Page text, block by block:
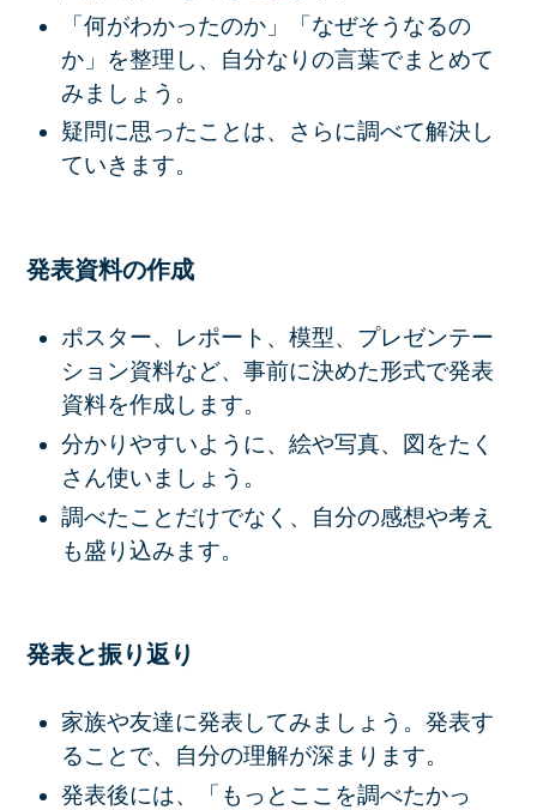
「何がわかったのか」「なぜそうなるの
か」を整理し、自分なりの言葉でまとめて
みましょう。
疑問に思ったことは、さらに調べて解決し
ていきます。
発表資料の作成
ポスター、レポート、模型、プレゼンテー
ション資料など、事前に決めた形式で発表
資料を作成します。
分かりやすいように、絵や写真、図をたく
さん使いましょう。
調べたことだけでなく、自分の感想や考え
も盛り込みます。
発表と振り返り
家族や友達に発表してみましょう。発表す
ることで、自分の理解が深まります。
発表後には、「もっとここを調べたかっ